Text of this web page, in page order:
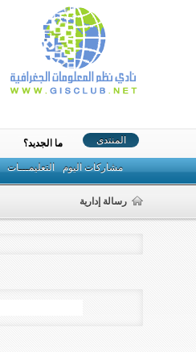
المنتدى
مشاركات اليوم التعليمـــات
ما الجديد؟
رسالة إدارية